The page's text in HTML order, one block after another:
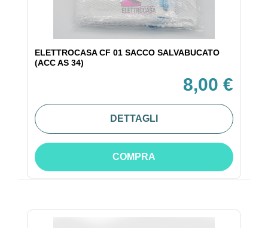
ELETTROCASA CF 01 SACCO SALVABUCATO
(ACC AS 34)
8,00 €
DETTAGLI
COMPRA